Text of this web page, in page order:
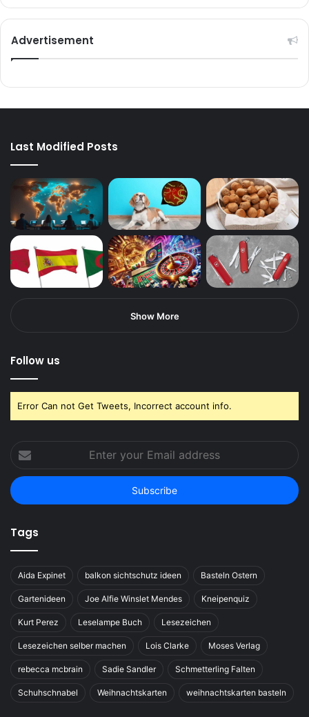
Advertisement
Last Modified Posts
Show More
Follow us
Error Can not Get Tweets, Incorrect account info.
your
Email
address
Tags
Aida Expinet balkon sichtschutz ideen Basteln Ostern
Gartenideen Joe Alfie Winslet Mendes Kneipenquiz
Kurt Perez Leselampe Buch Lesezeichen
Lesezeichen selber machen Lois Clarke Moses Verlag
rebecca mcbrain Sadie Sandler Schmetterling Falten
Schuhschnabel Weihnachtskarten weihnachtskarten basteln